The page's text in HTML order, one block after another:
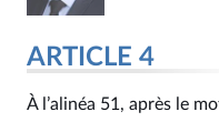
ARTICLE 4
À l’alinéa 51, après le